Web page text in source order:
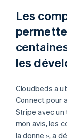
Les
les
Cloudbeds a
Connect pour
Stripe avec un
mon avis, les
la donne », a